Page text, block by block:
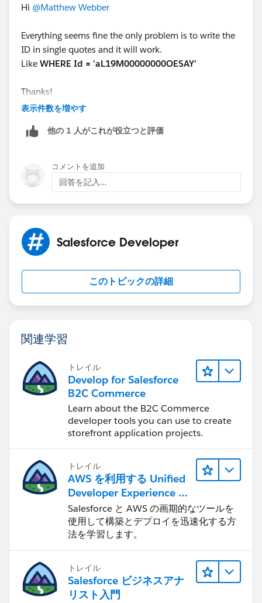
Hi @Matthew Webber
Everything seems fine the only problem is to write the
ID in single quotes and it will work.
Like WHERE Id = 'aL19M00000000OESAY'
Thanks!
#Sales Cloud #Flow
表示件数を増やす
他の 1 人がこれが役立つと評価
コメントを追加
回答を記入...
Salesforce Developer
このトピックの詳細
関連学習
トレイル
Develop for Salesforce
B2C Commerce
Learn about the B2C Commerce
developer tools you can use to create
storefront application projects.
トレイル
AWS を利用する Unified
Developer Experience に
ついて学ぶ
Salesforce と AWS の画期的なツールを
使用して構築とデプロイを迅速化する方
法を学習します。
トレイル
Salesforce ビジネスアナ
リスト入門